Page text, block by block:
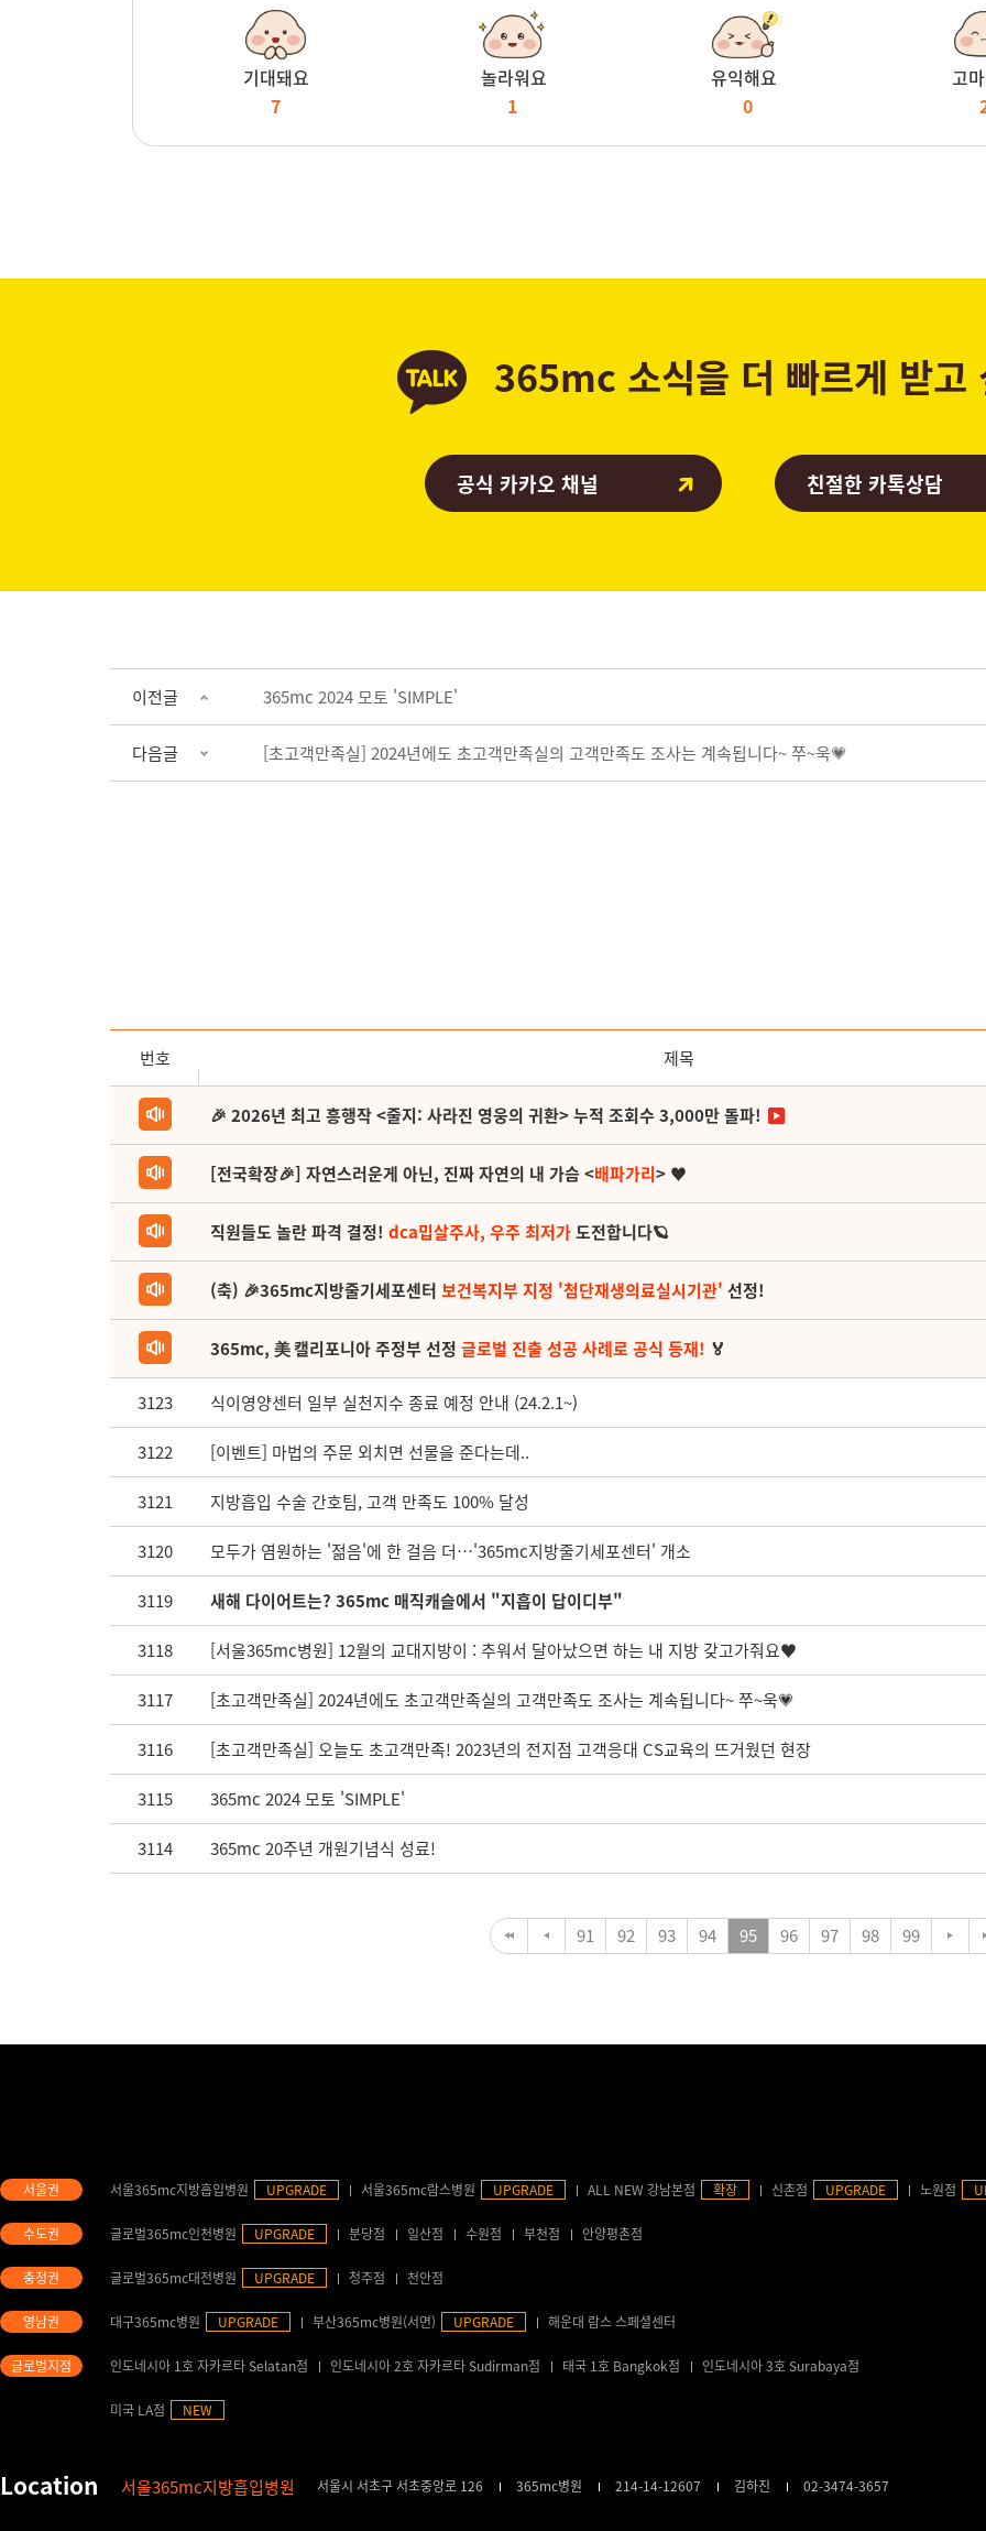
기대돼요
7
놀라워요
1
유익해요
0
고
365mc 소식을 더 빠르게 받고
공식 카카오 채널 친절한 카톡상담
이전글 365mc 2024 모토 'SIMPLE'
다음글 [초고객만족실] 2024년에도 초고객만족실의 고객만족도 조사는 계속됩니다~ 쭈~욱💗
번호 제목
🎉 2026년 최고 흥행작 <줄지: 사라진 영웅의 귀환> 누적 조회수 3,000만 돌파!
[전국확장🎉] 자연스러운게 아닌, 진짜 자연의 내 가슴 <배파가리> ♥
직원들도 놀란 파격 결정! dca밉살주사, 우주 최저가도전합니다🪐
(축) 🎉365mc지방줄기세포센터 보건복지부 지정 '첨단재생의료실시기관' 선정!
365mc, 美 캘리포니아 주정부 선정 글로벌 진출 성공 사례로 공식 등재! 🏅
3123 식이영양센터 일부 실천지수 종료 예정 안내 (24.2.1~)
3122 [이벤트] 마법의 주문 외치면 선물을 준다는데..
3121 지방흡입 수술 간호팀, 고객 만족도 100% 달성
3120 모두가 염원하는 '젊음'에 한 걸음 더…'365mc지방줄기세포센터' 개소
3119 새해 다이어트는? 365mc 매직캐슬에서 "지흡이 답이디부"
3118 [서울365mc병원] 12월의 교대지방이 : 추워서 달아났으면 하는 내 지방 갖고가줘요♥
3117 [초고객만족실] 2024년에도 초고객만족실의 고객만족도 조사는 계속됩니다~ 쭈~욱💗
3116 [초고객만족실] 오늘도 초고객만족! 2023년의 전지점 고객응대 CS교육의 뜨거웠던 현장
3115 365mc 2024 모토 'SIMPLE'
3114 365mc 20주년 개원기념식 성료!
91 92 93 94 95 96 97 98 99
서울365mc지방흡입병원 UPGRADE 서울365mc람스병원 UPGRADE ALL NEW 강남본점 확장 신촌점 UPGRADE 노원점
글로벌365mc인천병원 UPGRADE 분당점 일산점 수원점 부천점 안양평촌점
글로벌365mc대전병원 UPGRADE 청주점 천안점
대구365mc병원 UPGRADE 부산365mc병원(서면) UPGRADE 해운대 람스 스페셜센터
인도네시아 1호 자카르타 Selatan점 인도네시아 2호 자카르타 Sudirman점 태국 1호 Bangkok점 인도네시아 3호 Surabaya점
미국 LA점 NEW
서울365mc지방흡입병원 서울시 서초구 서초중앙로 126 365mc병원 214-14-12607 김하진 02-3474-3657